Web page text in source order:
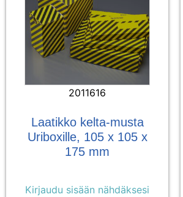
2011616
Laatikko kelta-musta
Uriboxille, 105 x 105 x
175 mm
Kirjaudu sisään nähdäksesi